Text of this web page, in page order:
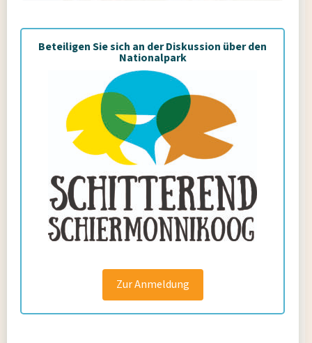
Beteiligen Sie sich an der Diskussion über den
Nationalpark
Zur Anmeldung